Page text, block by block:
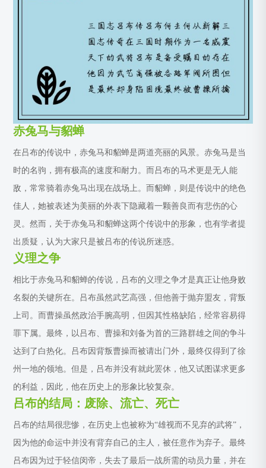
赤兔马与貂蝉
在吕布的传说中，赤兔马和貂蝉是两道亮丽的风景。赤兔马是当
时的名驹，拥有极高的速度和耐力。而吕布的马术更是无人能
敌，常常骑着赤兔马出现在战场上。而貂蝉，则是传说中的绝色
佳人，她被表述为美丽的外表下隐藏着一颗善良而有悲伤的心
灵。然而，关于赤兔马和貂蝉这两个传说中的形象，也有学者提
出质疑，认为大家只是被吕布的传说所迷惑。
义理之争
相比于赤兔马和貂蝉的传说，吕布的义理之争才是真正让他身败
名裂的关键所在。吕布虽然武艺高强，但他善于抛弃盟友，背叛
上司。而曹操虽然政治手腕高明，但因其性格缺陷，经常容易得
罪下属。最终，以吕布、曹操和刘备为首的三路群雄之间的争斗
达到了白热化。吕布因背叛曹操而被请出门外，最终仅得到了徐
州一地的领地。但是，吕布并没有就此罢休，他又试图谋求更多
的利益，因此，他在历史上的形象比较复杂。
吕布的结局：废除、流亡、死亡
吕布的结局很悲惨，在历史上也被称为“雄视而不见弃的武将”，
因为他的命运中并没有背弃自己的主人，被任意作为弃子。最终
吕布因为过于轻信闵帝，失去了最后一战所需的动员力量，并在